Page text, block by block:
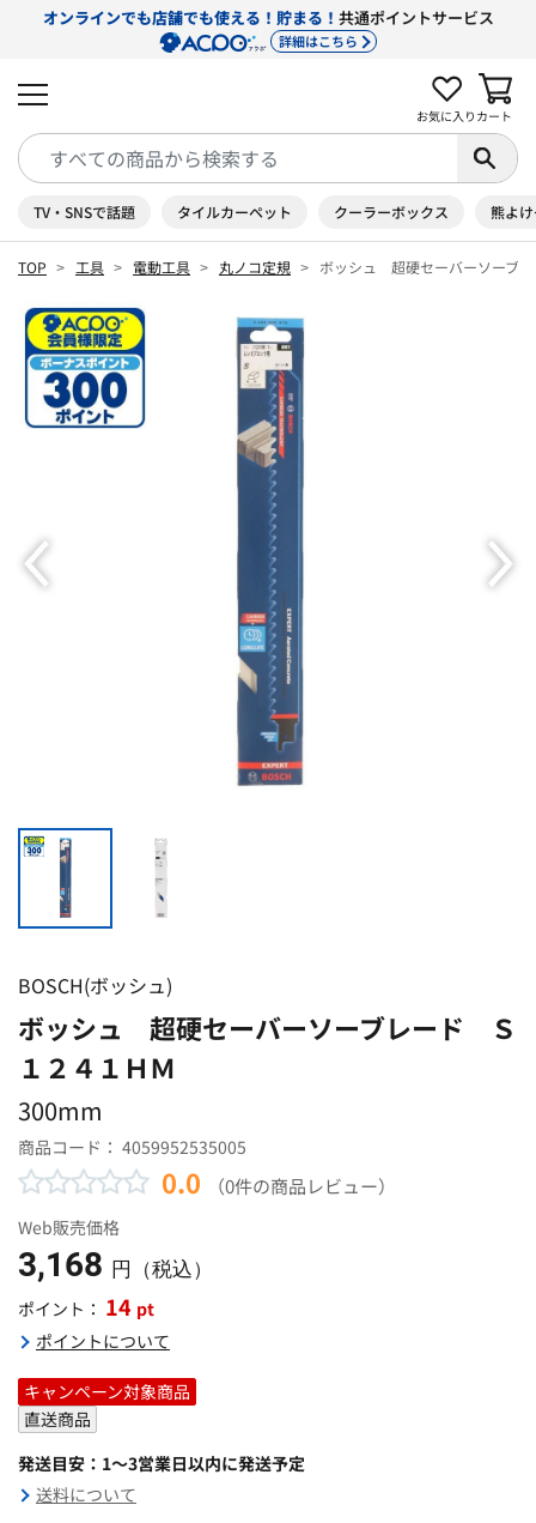
オンラインでも店舗でも使える！貯まる！ 共通ポイントサービス
詳細はこちら
お気に入り カート
TV・SNSで話題 タイルカーペット クーラーボックス 熊よ
TOP 工具 電動工具 丸ノコ定規 ボッシュ 超硬セーバーソーブ
BOSCH(ボッシュ)
ボッシュ 超硬セーバーソーブレード Ｓ
１２４１ＨＭ
300mm
商品コード： 4059952535005
0.0 （0件の商品レビュー）
Web販売価格
3,168 円（税込）
ポイント： 14 pt
ポイントについて
キャンペーン対象商品
直送商品
発送目安：1～3営業日以内に発送予定
送料について